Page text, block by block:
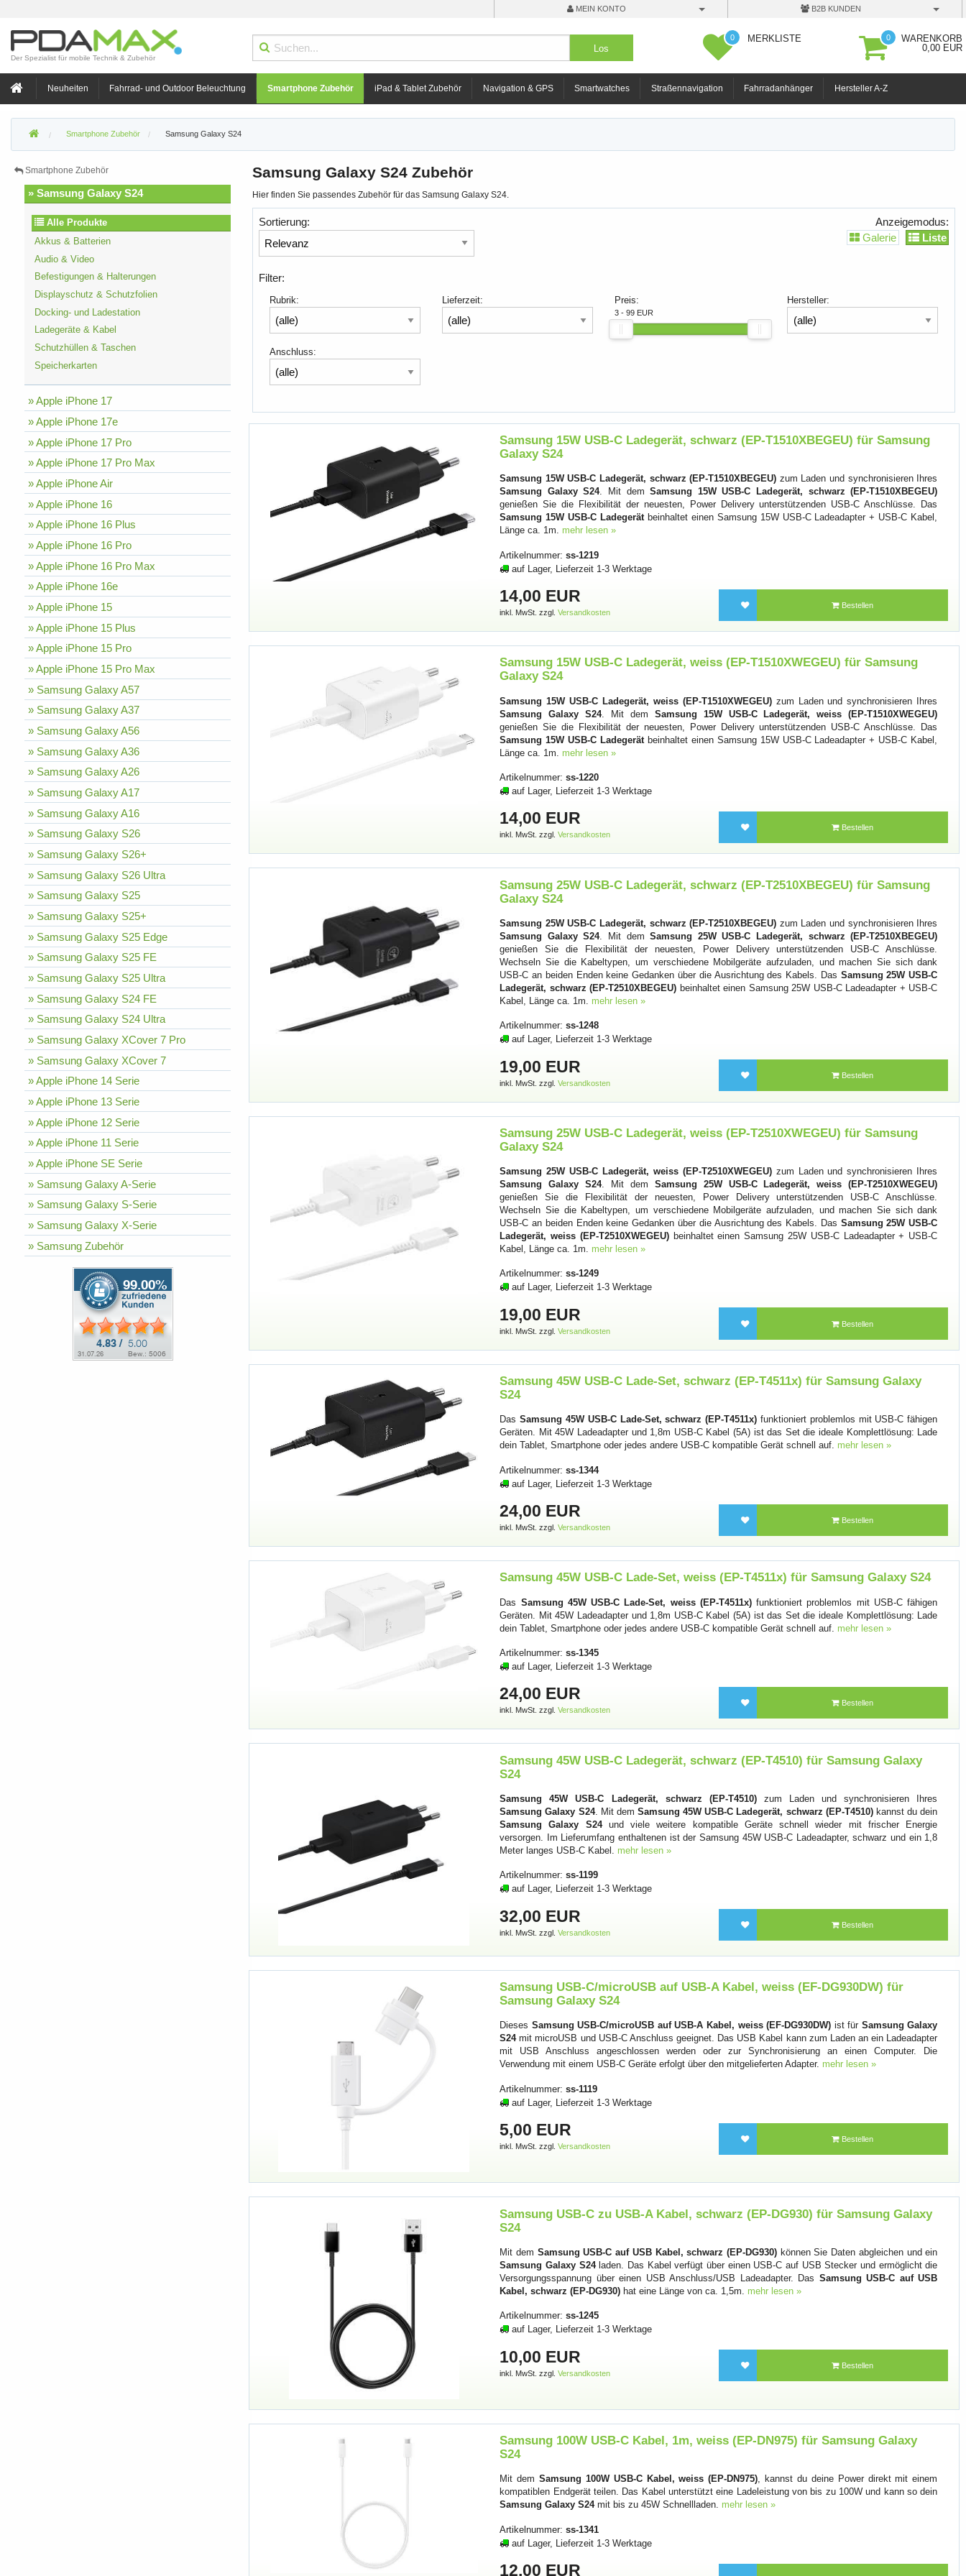
MEIN KONTO B2B KUNDEN
Der Spezialist für mobile Technik & Zubehör
0 MERKLISTE 0
WARENKORB
0,00 EUR
Neuheiten Fahrrad- und Outdoor Beleuchtung Smartphone Zubehör iPad & Tablet Zubehör Navigation & GPS Smartwatches Straßennavigation Fahrradanhänger Hersteller A-Z
Smartphone Zubehör Samsung Galaxy S24
Samsung Galaxy S24 Zubehör
Hier finden Sie passendes Zubehör für das Samsung Galaxy S24.
Sortierung:
Anzeigemodus:
Galerie
Liste
Filter:
Rubrik: Lieferzeit: Preis:
3 - 99 EUR
Hersteller:
Anschluss:
Samsung 15W USB-C Ladegerät, schwarz (EP-T1510XBEGEU) für Samsung
Galaxy S24
Samsung 15W USB-C Ladegerät, schwarz (EP-T1510XBEGEU) zum Laden und synchronisieren Ihres
Samsung Galaxy S24. Mit demSamsung 15W USB-C Ladegerät, schwarz (EP-T1510XBEGEU)
genießen Sie die Flexibilität der neuesten, Power Delivery unterstützenden USB-C Anschlüsse. Das
Samsung 15W USB-C Ladegerätbeinhaltet einen Samsung 15W USB-C Ladeadapter + USB-C Kabel,
Länge ca. 1m. mehr lesen »
Artikelnummer:ss-1219
auf Lager, Lieferzeit 1-3 Werktage
14,00 EUR
inkl. MwSt. zzgl.Versandkosten
Bestellen
Samsung 15W USB-C Ladegerät, weiss (EP-T1510XWEGEU) für Samsung
Galaxy S24
Samsung 15W USB-C Ladegerät, weiss (EP-T1510XWEGEU)zum Laden und synchronisieren Ihres
Samsung Galaxy S24. Mit dem Samsung 15W USB-C Ladegerät, weiss (EP-T1510XWEGEU)
genießen Sie die Flexibilität der neuesten, Power Delivery unterstützenden USB-C Anschlüsse. Das
Samsung 15W USB-C Ladegerätbeinhaltet einen Samsung 15W USB-C Ladeadapter + USB-C Kabel,
Länge ca. 1m. mehr lesen »
Artikelnummer:ss-1220
auf Lager, Lieferzeit 1-3 Werktage
14,00 EUR
inkl. MwSt. zzgl.Versandkosten
Bestellen
Samsung 25W USB-C Ladegerät, schwarz (EP-T2510XBEGEU) für Samsung
Galaxy S24
Samsung 25W USB-C Ladegerät, schwarz (EP-T2510XBEGEU) zum Laden und synchronisieren Ihres
Samsung Galaxy S24. Mit demSamsung 25W USB-C Ladegerät, schwarz (EP-T2510XBEGEU)
genießen Sie die Flexibilität der neuesten, Power Delivery unterstützenden USB-C Anschlüsse.
Wechseln Sie die Kabeltypen, um verschiedene Mobilgeräte aufzuladen, und machen Sie sich dank
USB-C an beiden Enden keine Gedanken über die Ausrichtung des Kabels. Das Samsung 25W USB-C
Ladegerät, schwarz (EP-T2510XBEGEU) beinhaltet einen Samsung 25W USB-C Ladeadapter + USB-C
Kabel, Länge ca. 1m. mehr lesen »
Artikelnummer:ss-1248
auf Lager, Lieferzeit 1-3 Werktage
19,00 EUR
inkl. MwSt. zzgl.Versandkosten
Bestellen
Samsung 25W USB-C Ladegerät, weiss (EP-T2510XWEGEU) für Samsung
Galaxy S24
Samsung 25W USB-C Ladegerät, weiss (EP-T2510XWEGEU)zum Laden und synchronisieren Ihres
Samsung Galaxy S24. Mit dem Samsung 25W USB-C Ladegerät, weiss (EP-T2510XWEGEU)
genießen Sie die Flexibilität der neuesten, Power Delivery unterstützenden USB-C Anschlüsse.
Wechseln Sie die Kabeltypen, um verschiedene Mobilgeräte aufzuladen, und machen Sie sich dank
USB-C an beiden Enden keine Gedanken über die Ausrichtung des Kabels. Das Samsung 25W USB-C
Ladegerät, weiss (EP-T2510XWEGEU)beinhaltet einen Samsung 25W USB-C Ladeadapter + USB-C
Kabel, Länge ca. 1m. mehr lesen »
Artikelnummer:ss-1249
auf Lager, Lieferzeit 1-3 Werktage
19,00 EUR
inkl. MwSt. zzgl.Versandkosten
Bestellen
Samsung 45W USB-C Lade-Set, schwarz (EP-T4511x) für Samsung Galaxy
S24
DasSamsung 45W USB-C Lade-Set, schwarz (EP-T4511x) funktioniert problemlos mit USB-C fähigen
Geräten. Mit 45W Ladeadapter und 1,8m USB-C Kabel (5A) ist das Set die ideale Komplettlösung: Lade
dein Tablet, Smartphone oder jedes andere USB-C kompatible Gerät schnell auf. mehr lesen »
Artikelnummer:ss-1344
auf Lager, Lieferzeit 1-3 Werktage
24,00 EUR
inkl. MwSt. zzgl.Versandkosten
Bestellen
Samsung 45W USB-C Lade-Set, weiss (EP-T4511x) für Samsung Galaxy S24
Das Samsung 45W USB-C Lade-Set, weiss (EP-T4511x)funktioniert problemlos mit USB-C fähigen
Geräten. Mit 45W Ladeadapter und 1,8m USB-C Kabel (5A) ist das Set die ideale Komplettlösung: Lade
dein Tablet, Smartphone oder jedes andere USB-C kompatible Gerät schnell auf. mehr lesen »
Artikelnummer:ss-1345
auf Lager, Lieferzeit 1-3 Werktage
24,00 EUR
inkl. MwSt. zzgl.Versandkosten
Bestellen
Samsung 45W USB-C Ladegerät, schwarz (EP-T4510) für Samsung Galaxy
S24
Samsung 45W USB-C Ladegerät, schwarz (EP-T4510)zum Laden und synchronisieren Ihres
Samsung Galaxy S24. Mit demSamsung 45W USB-C Ladegerät, schwarz (EP-T4510)kannst du dein
Samsung Galaxy S24und viele weitere kompatible Geräte schnell wieder mit frischer Energie
versorgen. Im Lieferumfang enthaltenen ist der Samsung 45W USB-C Ladeadapter, schwarz und ein 1,8
Meter langes USB-C Kabel. mehr lesen »
Artikelnummer:ss-1199
auf Lager, Lieferzeit 1-3 Werktage
32,00 EUR
inkl. MwSt. zzgl.Versandkosten
Bestellen
Samsung USB-C/microUSB auf USB-A Kabel, weiss (EF-DG930DW) für
Samsung Galaxy S24
Dieses Samsung USB-C/microUSB auf USB-A Kabel, weiss (EF-DG930DW) ist für Samsung Galaxy
S24mit microUSB und USB-C Anschluss geeignet. Das USB Kabel kann zum Laden an ein Ladeadapter
mit USB Anschluss angeschlossen werden oder zur Synchronisierung an einen Computer. Die
Verwendung mit einem USB-C Geräte erfolgt über den mitgelieferten Adapter. mehr lesen »
Artikelnummer:ss-1119
auf Lager, Lieferzeit 1-3 Werktage
5,00 EUR
inkl. MwSt. zzgl.Versandkosten
Bestellen
Samsung USB-C zu USB-A Kabel, schwarz (EP-DG930) für Samsung Galaxy
S24
Mit dem Samsung USB-C auf USB Kabel, schwarz (EP-DG930)können Sie Daten abgleichen und ein
Samsung Galaxy S24laden. Das Kabel verfügt über einen USB-C auf USB Stecker und ermöglicht die
Versorgungsspannung über einen USB Anschluss/USB Ladeadapter. Das Samsung USB-C auf USB
Kabel, schwarz (EP-DG930) hat eine Länge von ca. 1,5m. mehr lesen »
Artikelnummer:ss-1245
auf Lager, Lieferzeit 1-3 Werktage
10,00 EUR
inkl. MwSt. zzgl.Versandkosten
Bestellen
Samsung 100W USB-C Kabel, 1m, weiss (EP-DN975) für Samsung Galaxy
S24
Mit dem Samsung 100W USB-C Kabel, weiss (EP-DN975), kannst du deine Power direkt mit einem
kompatiblen Endgerät teilen. Das Kabel unterstützt eine Ladeleistung von bis zu 100W und kann so dein
Samsung Galaxy S24mit bis zu 45W Schnellladen. mehr lesen »
Artikelnummer:ss-1341
auf Lager, Lieferzeit 1-3 Werktage
12,00 EUR
Smartphone Zubehör
» Samsung Galaxy S24
Alle Produkte
Akkus & Batterien
Audio & Video
Befestigungen & Halterungen
Displayschutz & Schutzfolien
Docking- und Ladestation
Ladegeräte & Kabel
Schutzhüllen & Taschen
Speicherkarten
» Apple iPhone 17
» Apple iPhone 17e
» Apple iPhone 17 Pro
» Apple iPhone 17 Pro Max
» Apple iPhone Air
» Apple iPhone 16
» Apple iPhone 16 Plus
» Apple iPhone 16 Pro
» Apple iPhone 16 Pro Max
» Apple iPhone 16e
» Apple iPhone 15
» Apple iPhone 15 Plus
» Apple iPhone 15 Pro
» Apple iPhone 15 Pro Max
» Samsung Galaxy A57
» Samsung Galaxy A37
» Samsung Galaxy A56
» Samsung Galaxy A36
» Samsung Galaxy A26
» Samsung Galaxy A17
» Samsung Galaxy A16
» Samsung Galaxy S26
» Samsung Galaxy S26+
» Samsung Galaxy S26 Ultra
» Samsung Galaxy S25
» Samsung Galaxy S25+
» Samsung Galaxy S25 Edge
» Samsung Galaxy S25 FE
» Samsung Galaxy S25 Ultra
» Samsung Galaxy S24 FE
» Samsung Galaxy S24 Ultra
» Samsung Galaxy XCover 7 Pro
» Samsung Galaxy XCover 7
» Apple iPhone 14 Serie
» Apple iPhone 13 Serie
» Apple iPhone 12 Serie
» Apple iPhone 11 Serie
» Apple iPhone SE Serie
» Samsung Galaxy A-Serie
» Samsung Galaxy S-Serie
» Samsung Galaxy X-Serie
» Samsung Zubehör